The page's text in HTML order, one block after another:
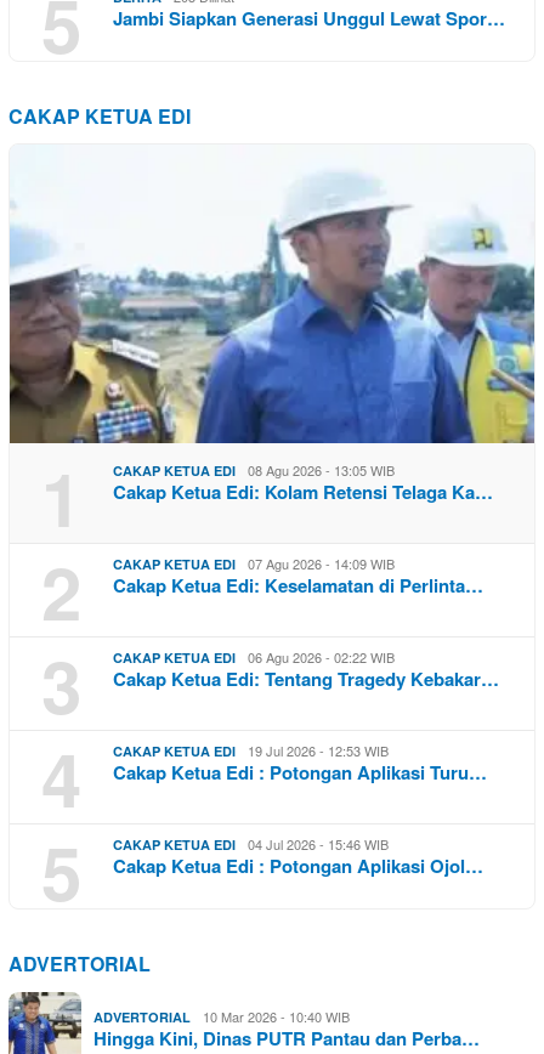
5 Jambi Siapkan Generasi Unggul Lewat Spor…
CAKAP KETUA EDI
1 CAKAP KETUA EDI 08 Agu 2026 - 13:05 WIB
Cakap Ketua Edi: Kolam Retensi Telaga Ka…
2 CAKAP KETUA EDI 07 Agu 2026 - 14:09 WIB
Cakap Ketua Edi: Keselamatan di Perlinta…
3 CAKAP KETUA EDI 06 Agu 2026 - 02:22 WIB
Cakap Ketua Edi: Tentang Tragedy Kebakar…
4 CAKAP KETUA EDI 19 Jul 2026 - 12:53 WIB
Cakap Ketua Edi : Potongan Aplikasi Turu…
5 CAKAP KETUA EDI 04 Jul 2026 - 15:46 WIB
Cakap Ketua Edi : Potongan Aplikasi Ojol…
ADVERTORIAL
ADVERTORIAL 10 Mar 2026 - 10:40 WIB
Hingga Kini, Dinas PUTR Pantau dan Perba…